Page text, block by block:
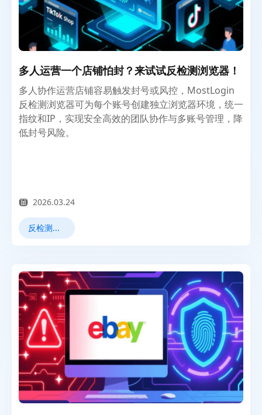
多人运营一个店铺怕封？来试试反检测浏览器！
多人协作运营店铺容易触发封号或风控，MostLogin
反检测浏览器可为每个账号创建独立浏览器环境，统一
指纹和IP，实现安全高效的团队协作与多账号管理，降
低封号风险。
2026.03.24
反检测浏览器